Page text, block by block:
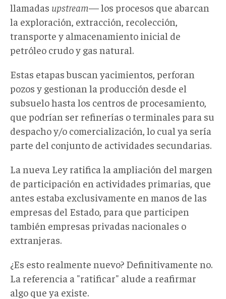
llamadas upstream— los procesos que abarcan
la exploración, extracción, recolección,
transporte y almacenamiento inicial de
petróleo crudo y gas natural.
Estas etapas buscan yacimientos, perforan
pozos y gestionan la producción desde el
subsuelo hasta los centros de procesamiento,
que podrían ser refinerías o terminales para su
despacho y/o comercialización, lo cual ya sería
parte del conjunto de actividades secundarias.
La nueva Ley ratifica la ampliación del margen
de participación en actividades primarias, que
antes estaba exclusivamente en manos de las
empresas del Estado, para que participen
también empresas privadas nacionales o
extranjeras.
¿Es esto realmente nuevo? Definitivamente no.
La referencia a "ratificar" alude a reafirmar
algo que ya existe.